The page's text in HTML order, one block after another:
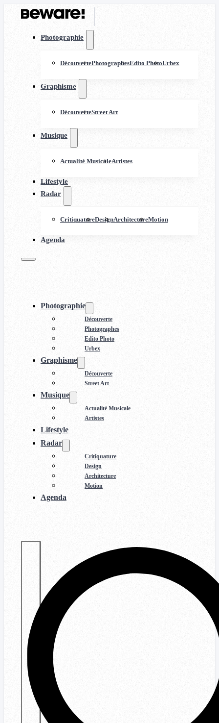
Photographie
DécouvertePhotographesEdito PhotoUrbex
Graphisme
DécouverteStreet Art
Musique
Actualité MusicaleArtistes
Lifestyle
Radar
CritiquatureDesignArchitectureMotion
Agenda
Photographie
Découverte
Photographes
Edito Photo
Urbex
Graphisme
Découverte
Street Art
Musique
Actualité Musicale
Artistes
Lifestyle
Radar
Critiquature
Design
Architecture
Motion
Agenda